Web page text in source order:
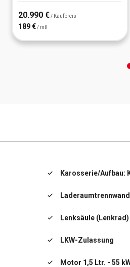
20.990 € / Kaufpreis
189 € / mtl
Karosserie/Aufbau:
Laderaumtrennwand
Lenksäule
LKW-Zulassung
Motor 1,5 Ltr. - 55